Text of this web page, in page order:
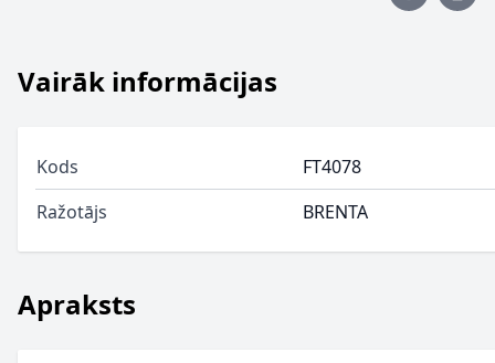
Apraksts
Vairāk informācijas
Kods
FT4078
Ražotājs
BRENTA